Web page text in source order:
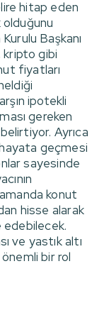
hitap eden
olduğunu
Başkanı
kripto gibi
fiyatları
ipotekli
gereken
Ayrıca
hayata geçmesi
sayesinde
konut
hisse alarak
edebilecek.
ve yastık altı
önemli bir rol